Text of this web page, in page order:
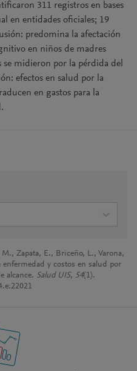
311 registros en bases
en entidades oficiales; 19
predomina la afectación
en niños de madres
se midieron por la pérdida del
efectos en salud por la
en gastos para la
Zapata, E., Briceño, L., Varona,
y costos en salud por
alcance. Salud UIS, 54(1).